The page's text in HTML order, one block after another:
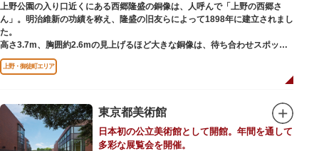
上野公園の入り口近くにある西郷隆盛の銅像は、人呼んで「上野の西郷さ
ん」。明治維新の功績を称え、隆盛の旧友らによって1898年に建立されまし
た。
高さ3.7m、胸囲約2.6mの見上げるほど大きな銅像は、待ち合わせスポット
やフォトスポットとして親しまれています。彫刻家、高村光雲によって作ら
れた像は、愛犬のツンと一緒にうさぎ狩りに出かけているところだそう。
上野公園にお立ち寄りの際は、ぜひ「上野の西郷さん」と写真撮影を楽しん
上野・御徒町エリア
東京都美術館
日本初の公立美術館として開館。年間を通して
多彩な展覧会を開催。